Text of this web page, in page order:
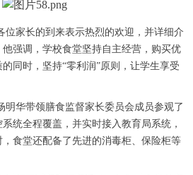
位家长的到来表示热烈的欢迎，并详细介
强调，学校食堂坚持自主经营，购买优
同时，坚持“零利润”原则，让学生享受
明华带领膳食监督家长委员会成员参观了
统全程覆盖，并实时接入教育局系统，
食堂还配备了先进的消毒柜、保险柜等